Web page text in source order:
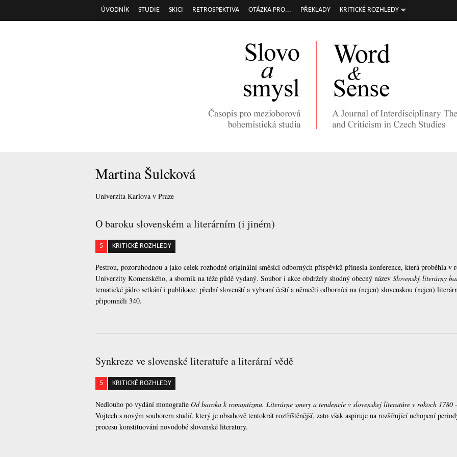
Přejít k
Hlavní menu
ÚVODNÍK STUDIE SKICI RETROSPEKTIVA OTÁZKA PRO... PŘEKLADY KRITICKÉ ROZHLEDY
Martina Šulcková
Univerzita Karlova v Praze
O baroku slovenském a literárním (i jiném)
5 KRITICKÉ ROZHLEDY
Pestrou, pozoruhodnou a jako celek rozhodně originální směsici odborných příspěvků přinesla konference, která proběhla
Univerzity Komenského, a sborník na téže půdě vydaný. Soubor i akce obdržely shodný obecný název Slovenský literárny
tematické jádro setkání i publikace: přední slovenští a vybraní čeští a němečtí odborníci na (nejen) slovenskou (nejen)
připomněli 340.
Synkreze ve slovenské literatuře a literární vědě
5 KRITICKÉ ROZHLEDY
Nedlouho po vydání monografie Od baroka k romantizmu. Literárne smery a tendencie v slovenskej literatúre v rokoch 1780
Vojtech s novým souborem studií, který je obsahově tentokrát roztříštěnější, zato však aspiruje na rozšiřující uchopení
procesu konstituování novodobé slovenské literatury.